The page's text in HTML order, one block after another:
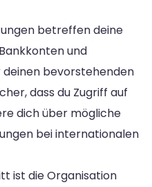
betreffen deine
und
bevorstehenden
dass du Zugriff auf
dich über mögliche
bei internationalen
ist die Organisation